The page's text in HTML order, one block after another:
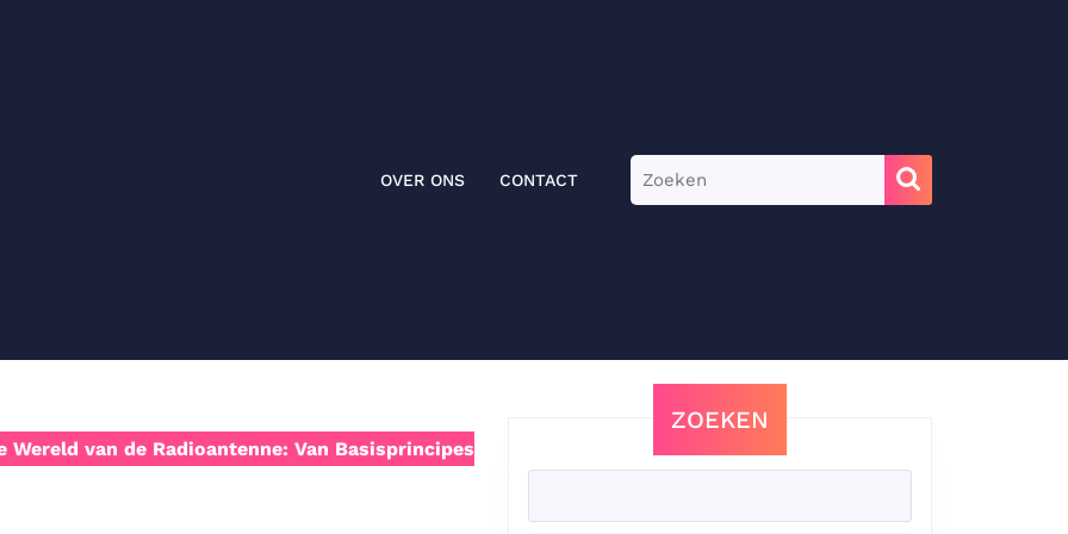
OVER ONS CONTACT
Zoek
naar:
Wereld van de Radioantenne: Van Basisprincipes
ZOEKEN